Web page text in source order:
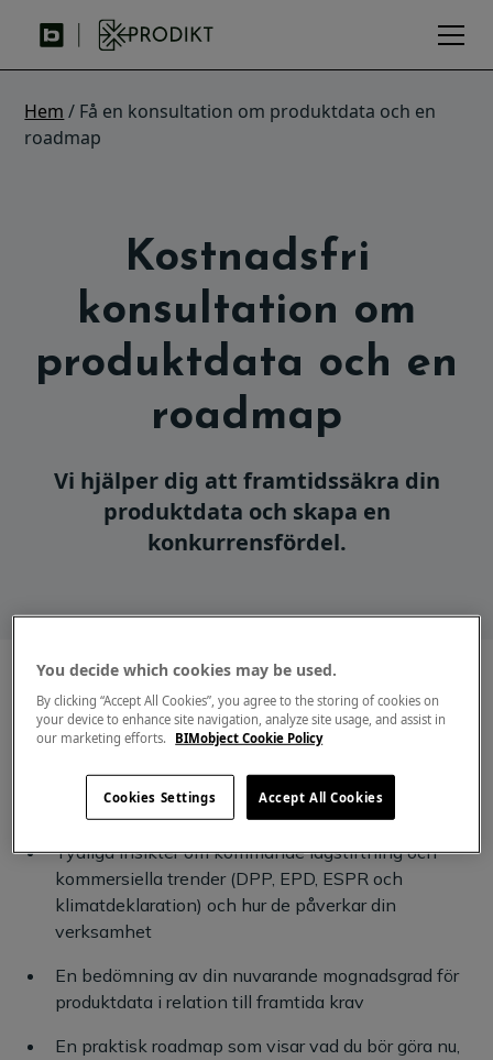
Hem / Få en konsultation om produktdata och en
roadmap
Kostnadsfri
konsultation om
produktdata och en
roadmap
Vi hjälper dig att framtidssäkra din
produktdata och skapa en
konkurrensfördel.
rapport med din unika roadmap för hur du
framtidssäkrar din produktdata, inklusive:
Tydliga insikter om kommande lagstiftning och
kommersiella trender (DPP, EPD, ESPR och
klimatdeklaration) och hur de påverkar din
verksamhet
En bedömning av din nuvarande mognadsgrad för
produktdata i relation till framtida krav
En praktisk roadmap som visar vad du bör göra nu,
You decide which cookies may be used.
By clicking “Accept All Cookies”, you agree to the storing of cookies on
your device to enhance site navigation, analyze site usage, and assist in
our marketing efforts.
BIMobject Cookie Policy
Cookies Settings Accept All Cookies